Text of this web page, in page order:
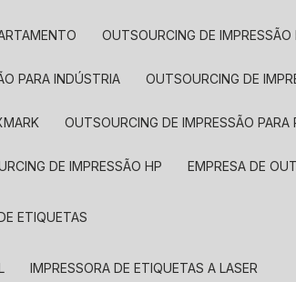
OUTSOURCING DE
PARA INDÚSTRIA OUTSOURCING DE
OUTSOURCING DE IMPRESSÃO
DE IMPRESSÃO HP EMPRESA DE
ETIQUETAS
IMPRESSORA DE ETIQUETAS A LASER